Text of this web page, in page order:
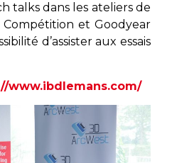
talks dans les ateliers de
et Goodyear
d’assister aux essais
www.ibdlemans.com/